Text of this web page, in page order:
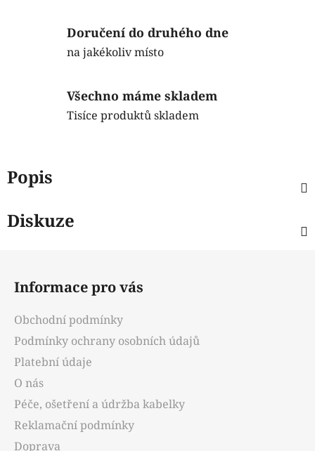
Doručení do druhého dne
na jakékoliv místo
Všechno máme skladem
Tisíce produktů skladem
Popis
Diskuze
Informace pro vás
Obchodní podmínky
Podmínky ochrany osobních údajů
Platební údaje
O nás
Péče, ošetření a údržba kabelky
Reklamační podmínky
Doprava